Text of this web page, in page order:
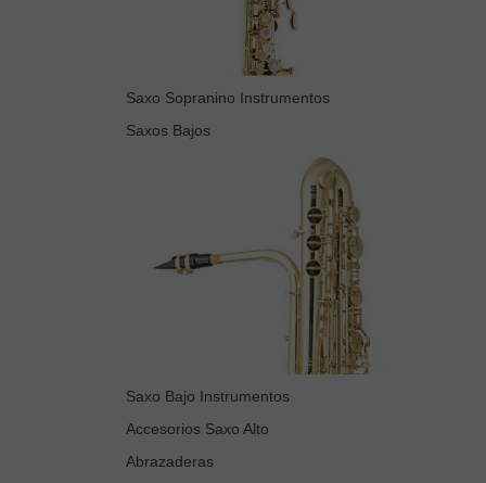
Saxo Sopranino Instrumentos
Saxos Bajos
Saxo Bajo Instrumentos
Accesorios Saxo Alto
Abrazaderas